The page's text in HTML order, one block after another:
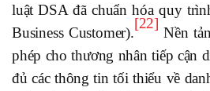
luật DSA đã chuẩn hóa quy
Business Customer).
[22]
Nền
phép cho thương nhân tiếp cận
đủ các thông tin tối thiểu về